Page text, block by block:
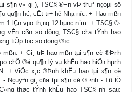
s¶n v« gi¸), TSC§ ®¬n vÞ thuª ngoµi sö
qu¶n hé, cÊt tr÷ hé Nhµ n­íc. + Hao mßn
1 lÇn vµo th¸ng 12 hµng n¨m. + TSC§ ®·
vÉn cßn sö dông; TSC§ ch­a tÝnh hao
tiÕp tôc sö dông ®­îc
mßn: + Gi¸ trÞ hao mßn tµi s¶n cè ®Þnh
chÕ ®é qu¶n lý vµ khÊu hao hiÖn hµnh
+ ViÖc x¸c ®Þnh khÊu hao tµi s¶n cè
Nguyªn gi¸ cña tµi s¶n cè ®Þnh - Tû lÖ
thøc tÝnh khÊu hao TSC§ nh­ sau: